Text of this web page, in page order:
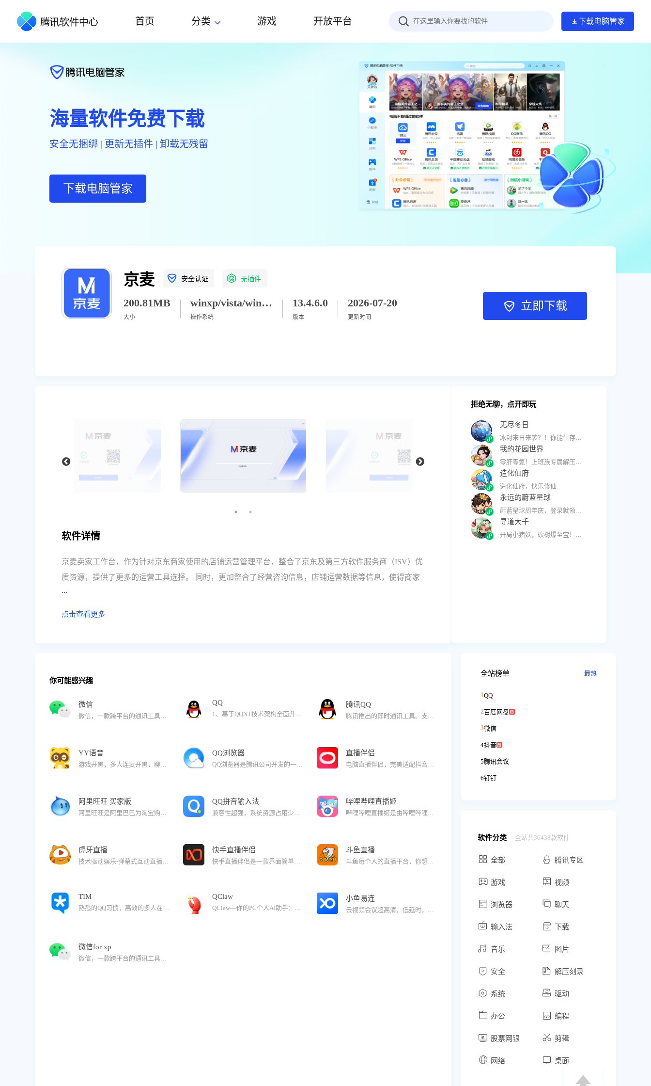
首页 分类 游戏 开放平台 下载电脑管家
海量软件免费下载
安全无捆绑 | 更新无插件 | 卸载无残留
下载电脑管家
京麦 安全认证 无插件
200.81MB
大小
winxp/vista/win7/win8/win8_1/win10/win11
操作系统
13.4.6.0
版本
2026-07-20
更新时间
立即下载
软件详情
京麦卖家工作台，作为针对京东商家使用的店铺运营管理平台，整合了京东及第三方软件服务商（ISV）优
质资源，提供了更多的运营工具选择。 同时，更加整合了经营咨询信息，店铺运营数据等信息，使得商家
更加及时高效的管理店铺，提供了一站式服务。。
...
点击查看更多
拒绝无聊，点开即玩
无尽冬日
我的花园世界
造化仙府
造化仙府，快乐修仙
永远的蔚蓝星球
寻道大千
你可能感兴趣
微信
微信，一款跨平台的通讯工具。支持单人、多人参与。能够通过网络给好友发送文字消息、表情和图片，还可以传送文件，与朋友视频聊天，让你的沟通更方便，并提供有多种语言界面。
QQ
1、基于QQNT技术架构全面升级，使用操作更加流畅快捷；2、全新UI设计，界面更加简约轻盈； 3、消息页面三栏式设计，查看信息更加流畅； 4、多人语音视频聊天，沟通无极限； 5、还有更多便捷小功能，欢迎下载体验。
腾讯QQ
腾讯推出的即时通讯工具。支持在线聊天、视频电话、点对点断点续传文件、共享文件、网络硬盘、自定义面板、QQ邮箱等多种功能。免费的通讯平台，给您带来更多沟通乐趣。
YY语音
游戏开黑，多人连麦开黑，聊不停，超多游戏大神，带你上分；娱乐秀场，超多主播实时在线，等你看；互动交友，约战相亲速配，等你玩。
QQ浏览器
QQ浏览器是腾讯公司开发的一款极速浏览器，已升级为AI浏览器。 在用户浏览的过程中，QQ浏览器提供AI能力，帮助用户高效获取信息，提升处理、生成信息的效率。还有多个AI助理，帮助完成复杂任务。
直播伴侣
电脑直播伴侣，完美适配抖音、抖音火山版；一键开播无需其他操作，清晰展现公屏信息、礼物记录。
阿里旺旺 买家版
阿里旺旺是阿里巴巴为淘宝购物度身定做的免费网上商务沟通软件。
QQ拼音输入法
兼容性超强，系统资源占用少。无广告骚扰，清爽的用户体验。QQ拼音小工具，更方便，更快捷。
哔哩哔哩直播姬
哔哩哔哩直播姬是由哔哩哔哩弹幕网推出的一款直播辅助工具，拥有哔哩哔哩弹幕网会员即可登录哔哩哔哩直播姬进行直播，软件还集成了哔哩哔哩直播弹幕助手功能，方便大家直播。
虎牙直播
技术驱动娱乐-弹幕式互动直播平台 【锁定虎牙 精彩不断看不完】 四大频道：网游竞技、单机热游、娱乐天地、手游休闲 精品分类：英雄联盟、吃喝玩乐、星秀、云顶之弈、逃离塔科夫、Apex英雄、穿越火线、地下城与勇士、永劫无间、主机游戏、刀塔自走棋、荒野大镖客、我的世界、炉石传说、守望先锋 热门手游：王者荣耀、和平精英、第五人格、球球大作战、CF枪战王者、跑跑卡丁车、狼人杀、皇室战争、阴阳师、英雄联盟手游
快手直播伴侣
快手直播伴侣是一款界面简单、功能实用的直播辅助工具。在快手直播伴侣中小伙伴可以快速的进行一系列的直播活动，操作玩法非常的出色，快手直播伴侣是小伙伴在直播中美颜，美声等等，热爱游戏的主播终于可以开始用电脑进行直播了，安装快手直播伴侣后即可开始直播，但是需要你已经获取到快手APP上的直播权限。
斗鱼直播
斗鱼每个人的直播平台，你想看的都在这里；随时随地两万直播间精彩任你选，三亿用户随心交流，满足你对新鲜的渴望。热门游戏精彩看不完，大神主播制霸全场，学霸女流，才女纳豆，电竞贾玲陈一发儿，高冷女王阿冷，电臀女神宋梓馨...百变主播总有你喜欢。
TIM
熟悉的QQ习惯，高效的多人在线文档，免费的音视频通话，适合办公的轻聊版QQ。
QClaw
QClaw—你的PC个人AI助手：QClaw是由腾讯管家打造的PC AI助手，依赖腾讯管家生态系统，基于开源Open claw框架，轻松实现智能助手的极简部署与灵活应用。 【极简部署】：0配置，安装即用，小白也能轻松上手；对话发送指令，电脑端即时理解并自动执行，沟通零门槛。 【随时响应】：不受时间与空间限制，支持随时唤醒电脑高效处理任务；支持主动工作流，可预设定时任务自动运行。 【长期记忆】：具备跨平台、多任务、长对话的长期记忆，持续学习用户偏好，实现个性化专属服务。 【多场景覆盖】：从日常办公、内容创作到研究分析，灵活适配工作与生活中的多元需求，智能调用多生态工具，一个助手即可胜任多个场景。 【安全可靠】：采用本地化部署方案，数据全程不离电脑，确保远程通信隐私安全。
小鱼易连
云视频会议超高清，低延时，安全，可靠。
微信for xp
微信，一款跨平台的通讯工具。支持单人、多人参与。能够通过网络给好友发送文字消息、表情和图片，还可以传送文件，与朋友视频聊天，让你的沟通更方便。并提供有多种语言界面。
全站榜单 最热
1QQ
2百度网盘
3微信
4抖音
5腾讯会议
6钉钉
软件分类 全站共36438款软件
全部 腾讯专区
游戏 视频
浏览器 聊天
输入法 下载
音乐 图片
安全 解压刻录
系统 驱动
办公 编程
股票网银 剪辑
网络 桌面